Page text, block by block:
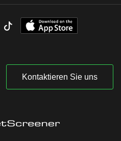
Kontaktieren Sie uns